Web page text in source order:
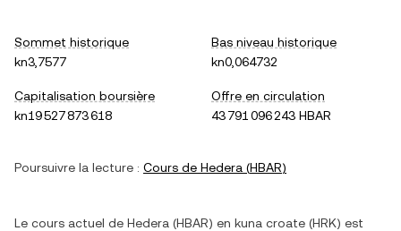
Sommet historique
kn3,7577
Bas niveau historique
kn0,064732
Capitalisation boursière
kn19 527 873 618
Offre en circulation
43 791 096 243 HBAR
Poursuivre la lecture : Cours de Hedera (HBAR)
Le cours actuel de Hedera (HBAR) en kuna croate (HRK) est